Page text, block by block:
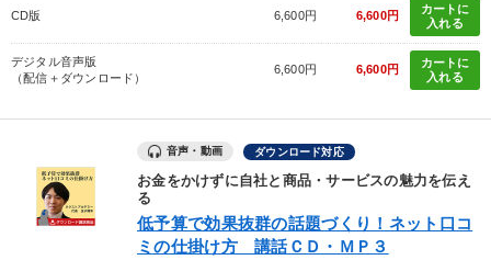
CD版 6,600円 6,600円
カートに
入れる
デジタル音声版
（配信＋ダウンロード）
6,600円 6,600円
カートに
入れる
音声・動画 ダウンロード対応
お金をかけずに自社と商品・サービスの魅力を伝え
る
低予算で効果抜群の話題づくり！ネット口コ
ミの仕掛け方 講話ＣＤ・ＭＰ３